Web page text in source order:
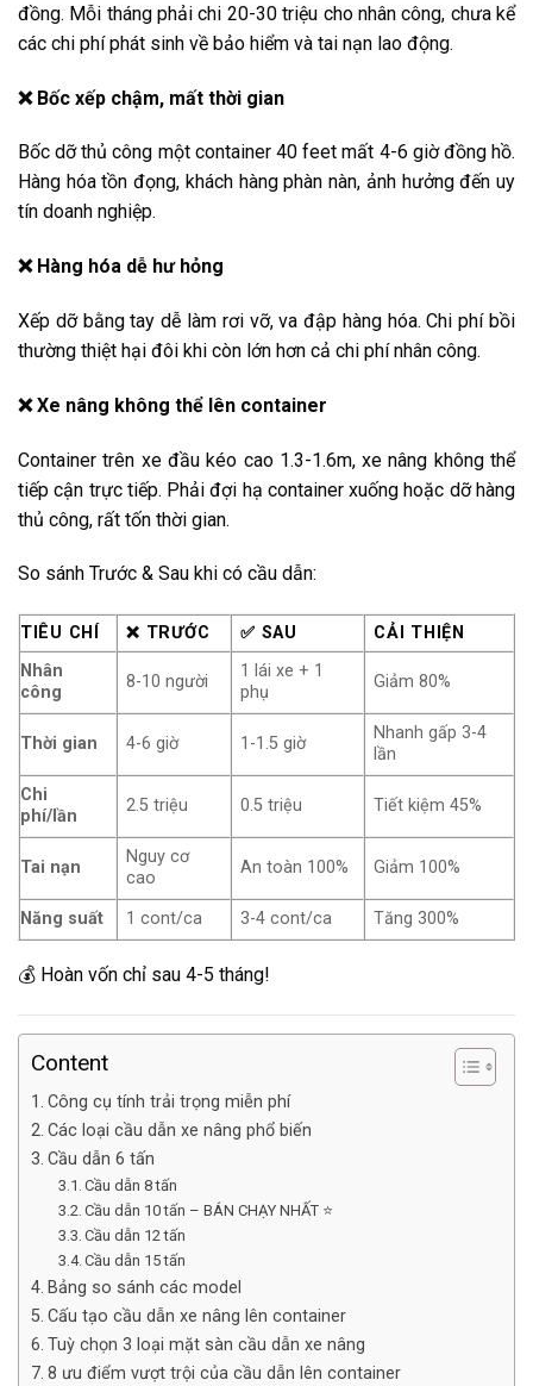
đồng. Mỗi tháng phải chi 20-30 triệu cho nhân công, chưa kể
các chi phí phát sinh về bảo hiểm và tai nạn lao động.
❌ Bốc xếp chậm, mất thời gian
Bốc dỡ thủ công một container 40 feet mất 4-6 giờ đồng hồ.
Hàng hóa tồn đọng, khách hàng phàn nàn, ảnh hưởng đến uy
tín doanh nghiệp.
❌ Hàng hóa dễ hư hỏng
Xếp dỡ bằng tay dễ làm rơi vỡ, va đập hàng hóa. Chi phí bồi
thường thiệt hại đôi khi còn lớn hơn cả chi phí nhân công.
❌ Xe nâng không thể lên container
Container trên xe đầu kéo cao 1.3-1.6m, xe nâng không thể
tiếp cận trực tiếp. Phải đợi hạ container xuống hoặc dỡ hàng
thủ công, rất tốn thời gian.
So sánh Trước & Sau khi có cầu dẫn:
TIÊU CHÍ ❌ TRƯỚC ✅ SAU
CẢI THIỆN
Nhân
công
8-10 người
1 lái xe + 1
phụ
Giảm 80%
Thời gian 4-6 giờ 1-1.5 giờ
Nhanh gấp 3-4
lần
Chi
phí/lần
2.5 triệu 0.5 triệu Tiết kiệm 45%
Tai nạn
Nguy cơ
cao
An toàn 100% Giảm 100%
Năng suất 1 cont/ca 3-4 cont/ca Tăng 300%
💰 Hoàn vốn chỉ sau 4-5 tháng!
Content
Công cụ tính trải trọng miễn phí
Các loại cầu dẫn xe nâng phổ biến
Cầu dẫn 6 tấn
Cầu dẫn 8 tấn
Cầu dẫn 10 tấn – BÁN CHẠY NHẤT ⭐
Cầu dẫn 12 tấn
Cầu dẫn 15 tấn
Bảng so sánh các model
Cấu tạo cầu dẫn xe nâng lên container
Tuỳ chọn 3 loại mặt sàn cầu dẫn xe nâng
8 ưu điểm vượt trội của cầu dẫn lên container